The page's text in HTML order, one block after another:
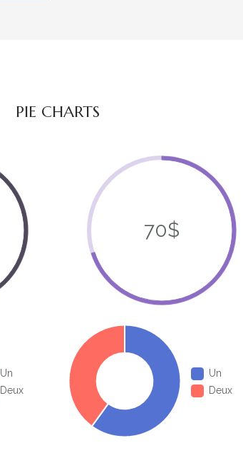
PIE CHARTS
70$
Un
Deux
Un
Deux